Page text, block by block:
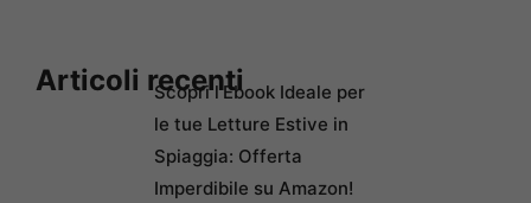
Articoli recentiScopri l’Ebook Ideale per
le tue Letture Estive in
Spiaggia: Offerta
Imperdibile su Amazon!